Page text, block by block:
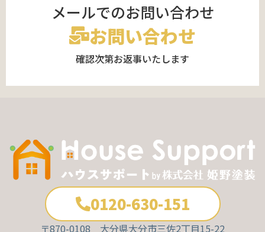
メールでのお問い合わせ
お問い合わせ
確認次第お返事いたします
0120-630-151
〒870-0108 大分県大分市三佐2丁目15-22